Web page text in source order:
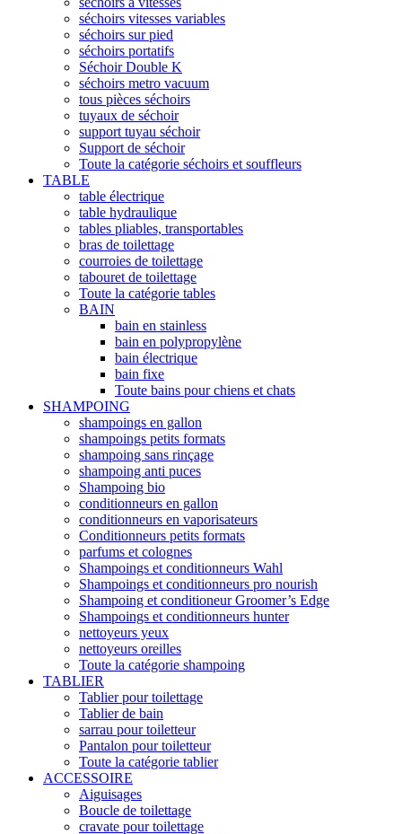
séchoirs vitesses variables
séchoirs sur pied
séchoirs portatifs
Séchoir Double K
séchoirs metro vacuum
tous pièces séchoirs
tuyaux de séchoir
support tuyau séchoir
Support de séchoir
Toute la catégorie séchoirs et souffleurs
TABLE
table électrique
table hydraulique
tables pliables, transportables
bras de toilettage
courroies de toilettage
tabouret de toilettage
Toute la catégorie tables
BAIN
bain en stainless
bain en polypropylène
bain électrique
bain fixe
Toute bains pour chiens et chats
SHAMPOING
shampoings en gallon
shampoings petits formats
shampoing sans rinçage
shampoing anti puces
Shampoing bio
conditionneurs en gallon
conditionneurs en vaporisateurs
Conditionneurs petits formats
parfums et colognes
Shampoings et conditionneurs Wahl
Shampoings et conditionneurs pro nourish
Shampoing et conditioneur Groomer’s Edge
Shampoings et conditionneurs hunter
nettoyeurs yeux
nettoyeurs oreilles
Toute la catégorie shampoing
TABLIER
Tablier pour toilettage
Tablier de bain
sarrau pour toiletteur
Pantalon pour toiletteur
Toute la catégorie tablier
ACCESSOIRE
Aiguisages
Boucle de toilettage
cravate pour toilettage